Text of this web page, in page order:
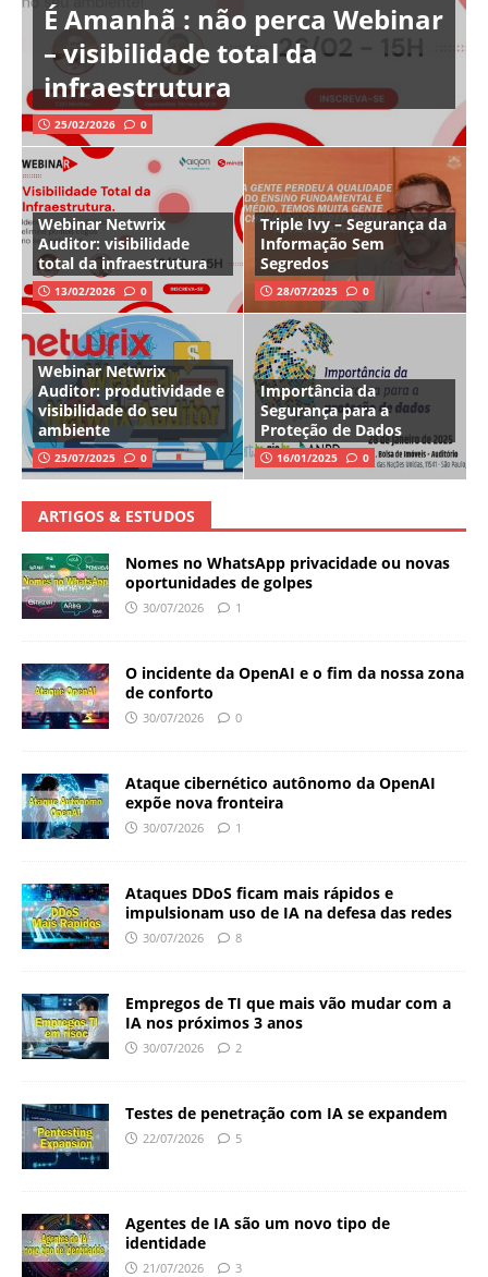
É Amanhã : não perca Webinar
– visibilidade total da
infraestrutura
25/02/2026 0
Webinar Netwrix
Auditor: visibilidade
total da infraestrutura
13/02/2026 0
Triple Ivy – Segurança da
Informação Sem
Segredos
28/07/2025 0
Webinar Netwrix
Auditor: produtividade e
visibilidade do seu
ambiente
25/07/2025 0
Importância da
Segurança para a
Proteção de Dados
16/01/2025 0
ARTIGOS & ESTUDOS
Nomes no WhatsApp privacidade ou novas
oportunidades de golpes
30/07/2026 1
O incidente da OpenAI e o fim da nossa zona
de conforto
30/07/2026 0
Ataque cibernético autônomo da OpenAI
expõe nova fronteira
30/07/2026 1
Ataques DDoS ficam mais rápidos e
impulsionam uso de IA na defesa das redes
30/07/2026 8
Empregos de TI que mais vão mudar com a
IA nos próximos 3 anos
30/07/2026 2
Testes de penetração com IA se expandem
22/07/2026 5
Agentes de IA são um novo tipo de
identidade
21/07/2026 3